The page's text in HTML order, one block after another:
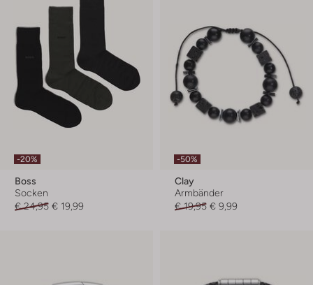
-20%
Boss
Socken
€ 24,95 € 19,99
-50%
Clay
Armbänder
€ 19,95 € 9,99